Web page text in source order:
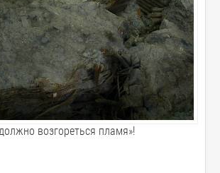
возгореться пламя»!